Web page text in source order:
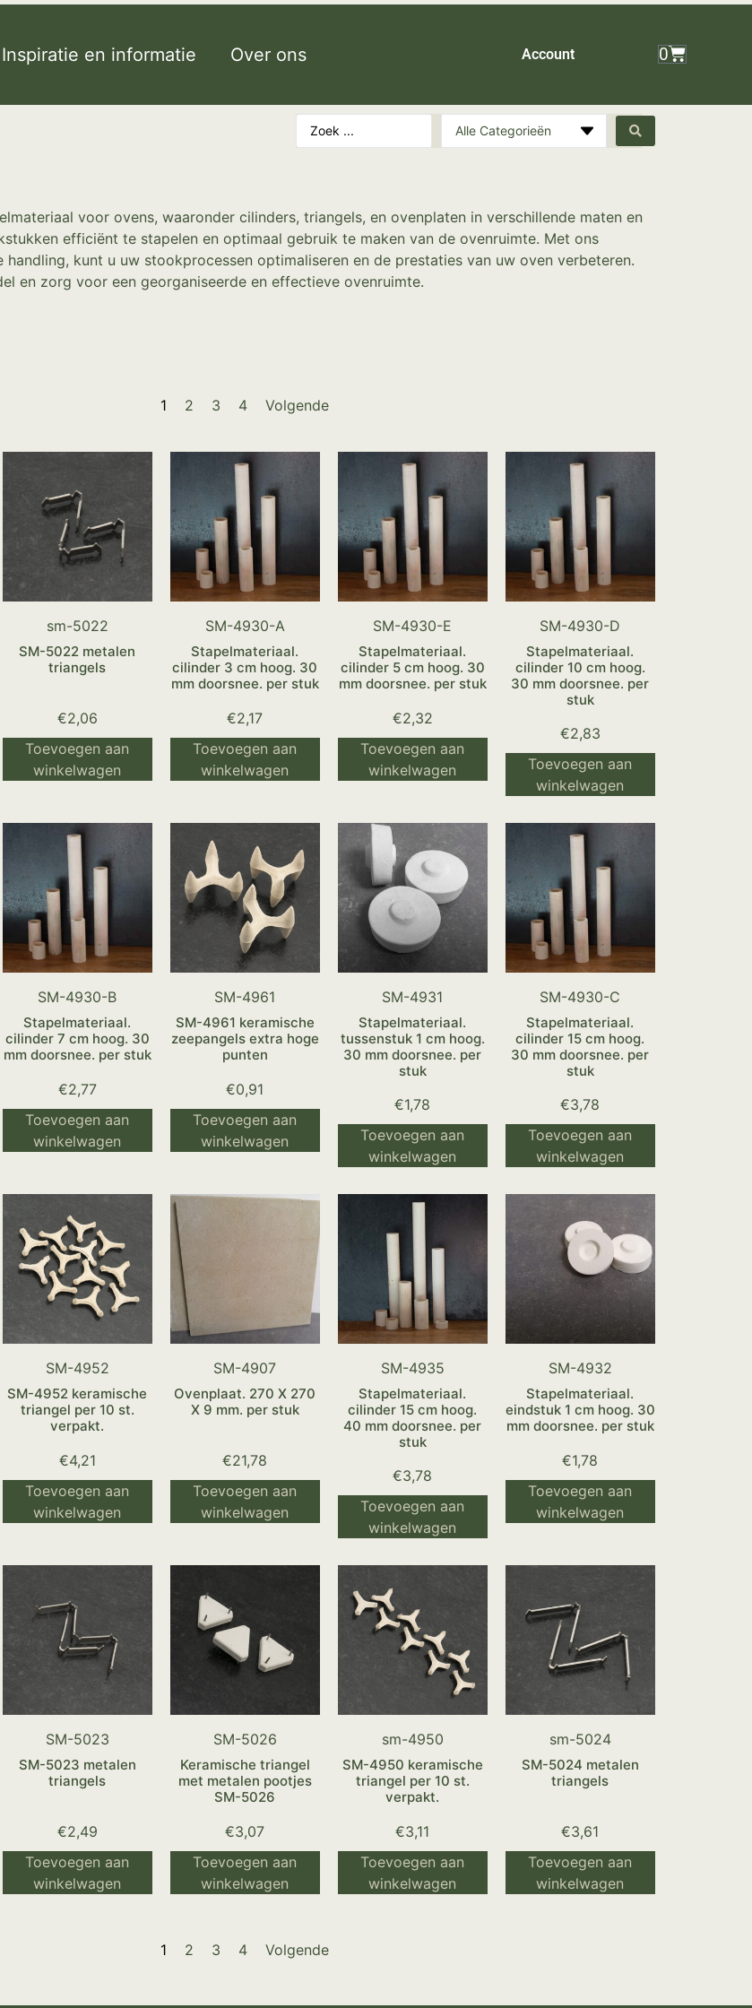
Inspiratie en informatie Over ons Account 0
Alle Categorieën
voor ovens, waaronder cilinders, triangels, en ovenplaten in verschillende maten en
efficiënt te stapelen en optimaal gebruik te maken van de ovenruimte. Met ons
kunt u uw stookprocessen optimaliseren en de prestaties van uw oven verbeteren.
en zorg voor een georganiseerde en effectieve ovenruimte.
1 2 3 4 Volgende
sm-5022
SM-5022 metalen
triangels
€2,06
Toevoegen aan
winkelwagen
SM-4930-A
Stapelmateriaal.
cilinder 3 cm hoog. 30
mm doorsnee. per stuk
€2,17
Toevoegen aan
winkelwagen
SM-4930-E
Stapelmateriaal.
cilinder 5 cm hoog. 30
mm doorsnee. per stuk
€2,32
Toevoegen aan
winkelwagen
SM-4930-D
Stapelmateriaal.
cilinder 10 cm hoog.
30 mm doorsnee. per
stuk
€2,83
Toevoegen aan
winkelwagen
SM-4930-B
Stapelmateriaal.
cilinder 7 cm hoog. 30
mm doorsnee. per stuk
€2,77
Toevoegen aan
winkelwagen
SM-4961
SM-4961 keramische
zeepangels extra hoge
punten
€0,91
Toevoegen aan
winkelwagen
SM-4931
Stapelmateriaal.
tussenstuk 1 cm hoog.
30 mm doorsnee. per
stuk
€1,78
Toevoegen aan
winkelwagen
SM-4930-C
Stapelmateriaal.
cilinder 15 cm hoog.
30 mm doorsnee. per
stuk
€3,78
Toevoegen aan
winkelwagen
SM-4952
SM-4952 keramische
triangel per 10 st.
verpakt.
€4,21
Toevoegen aan
winkelwagen
SM-4907
Ovenplaat. 270 X 270
X 9 mm. per stuk
€21,78
Toevoegen aan
winkelwagen
SM-4935
Stapelmateriaal.
cilinder 15 cm hoog.
40 mm doorsnee. per
stuk
€3,78
Toevoegen aan
winkelwagen
SM-4932
Stapelmateriaal.
eindstuk 1 cm hoog. 30
mm doorsnee. per stuk
€1,78
Toevoegen aan
winkelwagen
SM-5023
SM-5023 metalen
triangels
€2,49
Toevoegen aan
winkelwagen
SM-5026
Keramische triangel
met metalen pootjes
SM-5026
€3,07
Toevoegen aan
winkelwagen
sm-4950
SM-4950 keramische
triangel per 10 st.
verpakt.
€3,11
Toevoegen aan
winkelwagen
sm-5024
SM-5024 metalen
triangels
€3,61
Toevoegen aan
winkelwagen
1 2 3 4 Volgende